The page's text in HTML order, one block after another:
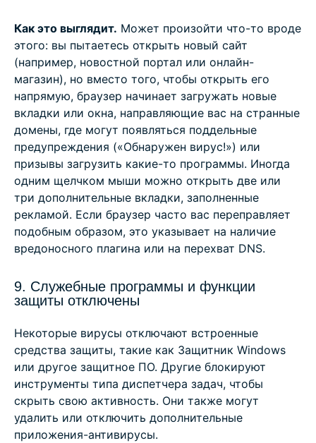
Как это выглядит. Может произойти что-то вроде
этого: вы пытаетесь открыть новый сайт
(например, новостной портал или онлайн-
магазин), но вместо того, чтобы открыть его
напрямую, браузер начинает загружать новые
вкладки или окна, направляющие вас на странные
домены, где могут появляться поддельные
предупреждения («Обнаружен вирус!») или
призывы загрузить какие-то программы. Иногда
одним щелчком мыши можно открыть две или
три дополнительные вкладки, заполненные
рекламой. Если браузер часто вас переправляет
подобным образом, это указывает на наличие
вредоносного плагина или на перехват DNS.
9. Служебные программы и функции
защиты отключены
Некоторые вирусы отключают встроенные
средства защиты, такие как Защитник Windows
или другое защитное ПО. Другие блокируют
инструменты типа диспетчера задач, чтобы
скрыть свою активность. Они также могут
удалить или отключить дополнительные
приложения-антивирусы.